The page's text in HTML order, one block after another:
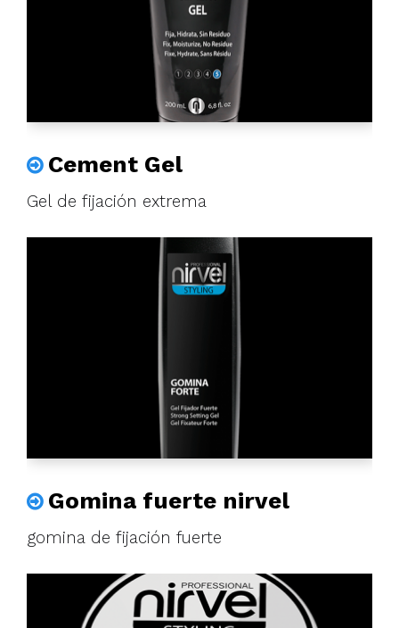
Cement Gel
Gel de fijación extrema
Gomina fuerte nirvel
gomina de fijación fuerte